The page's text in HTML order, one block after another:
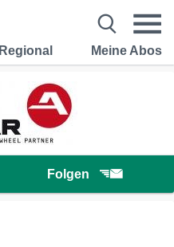
Regional Meine Abos
Folgen